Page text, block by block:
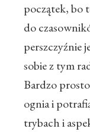
początek, bo
do
perszczyźnie
sobie z tym
Bardzo
ognia i
trybach i